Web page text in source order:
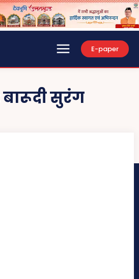
E-paper
बारूदी सुरंग